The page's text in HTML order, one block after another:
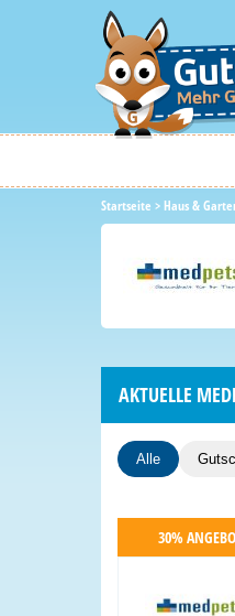
Startseite >Haus &
AKTUELLE
Alle
30%